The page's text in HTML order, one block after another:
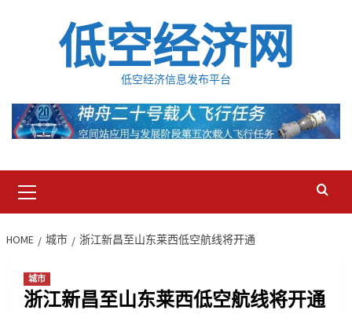
低空经济网
低空经济信息发布平台
Menu
HOME 城市 浙江新昌至山东莱西低空航线将开通
城市
浙江新昌至山东莱西低空航线将开通